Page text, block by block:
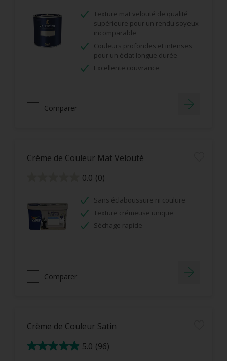
Texture mat velouté de qualité
supérieure pour un rendu soyeux
incomparable
Couleurs profondes et intenses
pour un éclat longue durée
Excellente couvrance
Comparer
Crème de Couleur Mat Velouté
0.0 (0)
Sans éclaboussure ni coulure
Texture crémeuse unique
Séchage rapide
Comparer
Crème de Couleur Satin
5.0 (96)
5.0